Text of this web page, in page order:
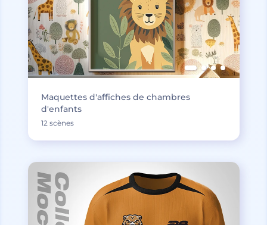
Maquettes d'affiches de chambres
d'enfants
12 scènes